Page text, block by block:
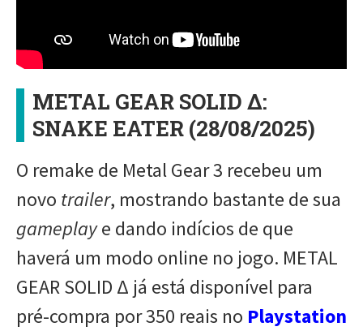
METAL GEAR SOLID Δ:
SNAKE EATER (28/08/2025)
O remake de Metal Gear 3 recebeu um
novo trailer, mostrando bastante de sua
gameplaye dando indícios de que
haverá um modo online no jogo. METAL
GEAR SOLID Δ já está disponível para
pré-compra por 350 reais no Playstation